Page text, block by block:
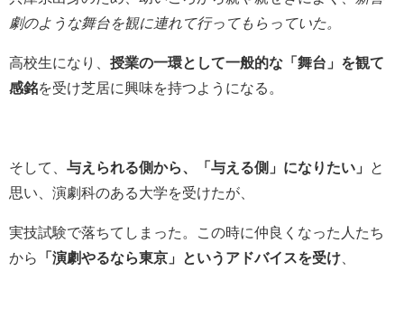
劇のような舞台を観に連れて行ってもらっていた。
高校生になり、 授業の一環として一般的な「舞台」を観て
感銘を受け芝居に興味を持つようになる。
そして、 与えられる側から、「与える側」になりたい」
と
思い、演劇科のある大学を受けたが、
実技試験で落ちてしまった。この時に仲良くなった人たち
から
「演劇やるなら東京」というアドバイスを受け